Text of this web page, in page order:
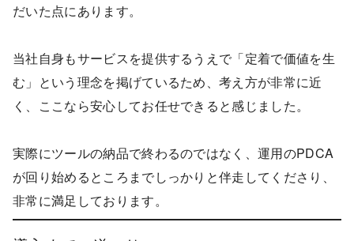
HOME
DX推進事業
IT導入補助金
キャリア支援事業
だいた点にあります。
当社自身もサービスを提供するうえで「定着で価値を生
む」という理念を掲げているため、考え方が非常に近
く、ここなら安心してお任せできると感じました。
実際にツールの納品で終わるのではなく、運用のPDCA
が回り始めるところまでしっかりと伴走してくださり、
非常に満足しております。